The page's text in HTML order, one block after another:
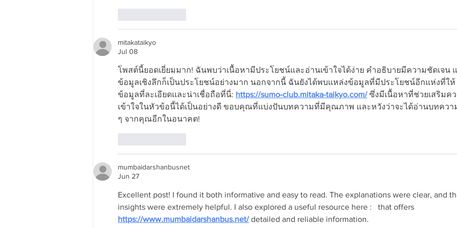
mitakataikyo
Jul 08
โพสต์นี้ยอดเยี่ยมมาก! ฉันพบว่าเนื้อหามีประโยชน์และอ่านเข้าใจได้ง่าย คำอธิบายมีความชัดเจน
ข้อมูลเชิงลึกก็เป็นประโยชน์อย่างมาก นอกจากนี้ ฉันยังได้พบแหล่งข้อมูลที่มีประโยชน์อีกแห่งที่ให้
ข้อมูลที่ละเอียดและน่าเชื่อถือที่นี่: https://sumo-club.mitaka-taikyo.com/ ซึ่งมีเนื้อหาที่ช่วยเสริมค
เข้าใจในหัวข้อนี้ได้เป็นอย่างดี ขอบคุณที่แบ่งปันบทความที่มีคุณภาพ และหวังว่าจะได้อ่านบทควา
ๆ จากคุณอีกในอนาคต!
mumbaidarshanbusnet
Jun 27
Excellent post! I found it both informative and easy to read. The explanations were clear, and
insights were extremely helpful. I also explored a useful resource here :   that offers
https://www.mumbaidarshanbus.net/ detailed and reliable information.